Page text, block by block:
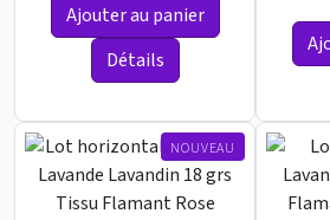
Ajouter au panier
Détails
NOUVEAU